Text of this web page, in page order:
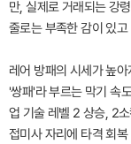
만, 실제로 거래되는 강
줄로는 부족한 감이 있
레어 방패의 시세가 높
'쌍패'라 부르는 막기 속
업 기술 레벨 2 상승, 2
접미사 자리에 타격 회